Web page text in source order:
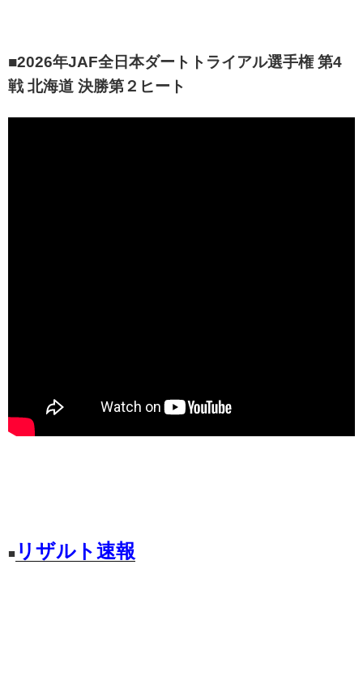
■2026年JAF全日本ダートトライアル選手権 第4
戦 北海道 決勝第２ヒート
■ リザルト速報